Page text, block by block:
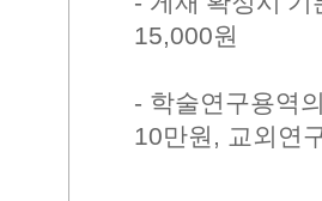
15,000원
- 학술연구용역
10만원 , 교외연